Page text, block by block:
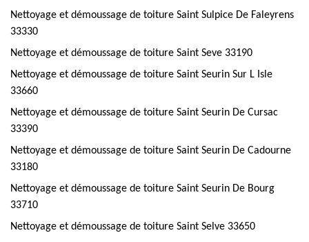
Nettoyage et démoussage de toiture Saint Sulpice De Faleyrens
33330
Nettoyage et démoussage de toiture Saint Seve 33190
Nettoyage et démoussage de toiture Saint Seurin Sur L Isle
33660
Nettoyage et démoussage de toiture Saint Seurin De Cursac
33390
Nettoyage et démoussage de toiture Saint Seurin De Cadourne
33180
Nettoyage et démoussage de toiture Saint Seurin De Bourg
33710
Nettoyage et démoussage de toiture Saint Selve 33650